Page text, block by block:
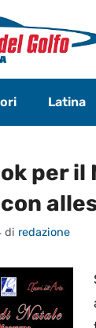
Latina
per il
di redazione